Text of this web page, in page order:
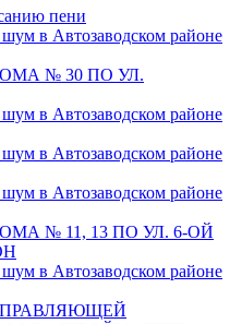
пени
в Автозаводском районе
№ 30 ПО УЛ.
в Автозаводском районе
в Автозаводском районе
в Автозаводском районе
№ 11, 13 ПО УЛ. 6-ОЙ
в Автозаводском районе